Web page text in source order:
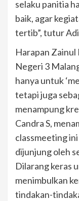
selaku panitia
baik, agar
tertib”, tutur
Harapan
Negeri 3
hanya untuk
tetapi juga
menampung
Candra S,
classmeeting
dijunjung oleh
Dilarang keras
menimbulkan
tindakan-